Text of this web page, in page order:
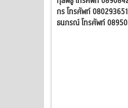
กร โทรศัพท์
ธนภรณ์ โทรศัพท์